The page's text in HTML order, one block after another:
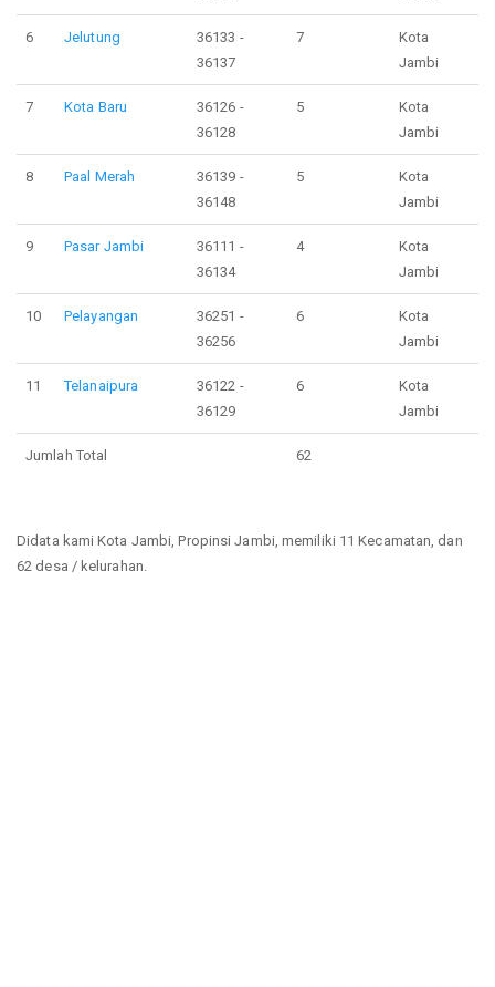
6 Jelutung
36133 -
36137
7
Kota
Jambi
7 Kota Baru
36126 -
36128
5
Kota
Jambi
8 Paal Merah
36139 -
36148
5
Kota
Jambi
9 Pasar Jambi
36111 -
36134
4
Kota
Jambi
10 Pelayangan
36251 -
36256
6
Kota
Jambi
11 Telanaipura
36122 -
36129
6
Kota
Jambi
Jumlah Total 62
Didata kami Kota Jambi, Propinsi Jambi, memiliki 11 Kecamatan, dan
62 desa / kelurahan.